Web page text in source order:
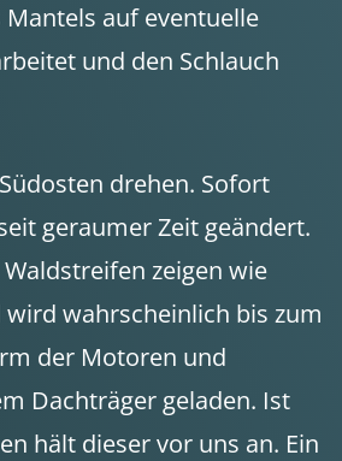
auf eventuelle
und den Schlauch
drehen. Sofort
geraumer Zeit geändert.
zeigen wie
wahrscheinlich bis zum
der Motoren und
Dachträger geladen. Ist
hält dieser vor uns an. Ein